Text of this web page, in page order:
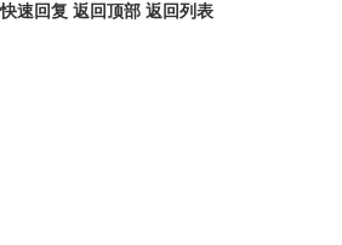
快速回复 返回顶部 返回列表